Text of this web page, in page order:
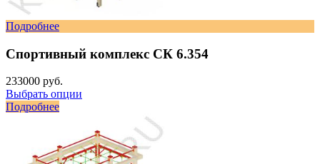
Подробнее
Спортивный комплекс СК 6.354
233000 руб.
Выбрать опции
Подробнее